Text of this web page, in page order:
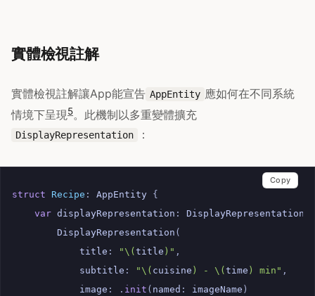
實體檢視註解
實體檢視註解讓App能宣告 AppEntity 應如何在不同系統
情境下呈現5。此機制以多重變體擴充
DisplayRepresentation ：
struct Recipe : AppEntity {
var displayRepresentation : DisplayRepresentation
DisplayRepresentation (
title : "\( title ) " ,
subtitle : "\( cuisine ) - \( time ) min" ,
image : . init ( named : imageName )
Copy